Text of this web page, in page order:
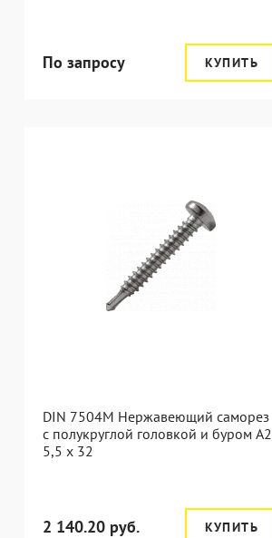
По запросу КУПИТЬ
DIN 7504M Нержавеющий саморез
с полукруглой головкой и буром А2
5,5 x 32
2 140.20 руб. КУПИТЬ